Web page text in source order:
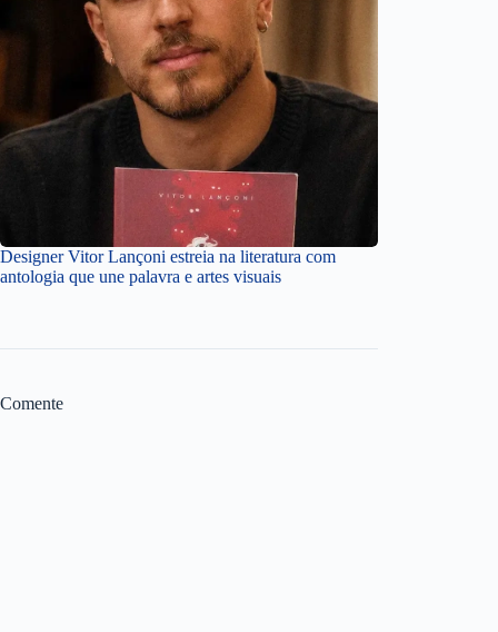
Designer Vitor Lançoni estreia na literatura com
antologia que une palavra e artes visuais
Comente